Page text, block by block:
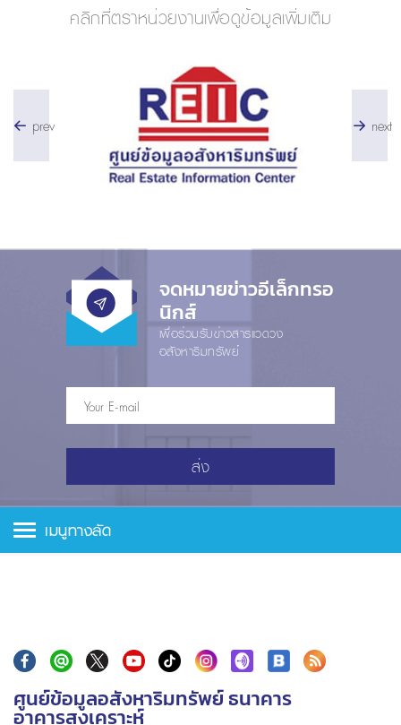
คลิกที่ตราหน่วยงานเพื่อดูข้อมูลเพิ่มเติม
prev next
จดหมายข่าวอีเล็กทรอ
นิกส์
เพื่อร่วมรับข่าวสารแวดวง
อสังหาริมทรัพย์
ส่ง
เมนูทางลัด
ศูนย์ข้อมูลอสังหาริมทรัพย์ ธนาคาร
อาคารสงเคราะห์